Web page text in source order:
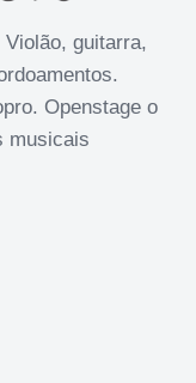
guitarra,
Openstage o
musicais